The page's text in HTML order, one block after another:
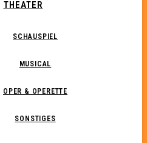
THEATER
SCHAUSPIEL
MUSICAL
OPER & OPERETTE
SONSTIGES